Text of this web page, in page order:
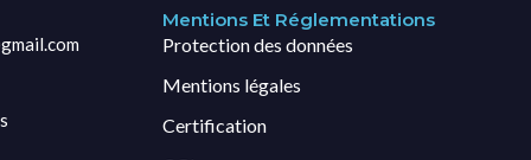
Mentions Et Réglementations
Protection des données
Mentions légales
Certification